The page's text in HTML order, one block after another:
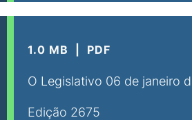
1.0 MB PDF
O Legislativo 06 de janeiro
Edição 2675